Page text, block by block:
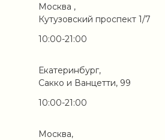
Москва,
10:00-21:00
Екатеринбург,
Сакко и Ванцетти, 99
Москва ,
Кутузовский проспект 1/7
10:00-21:00